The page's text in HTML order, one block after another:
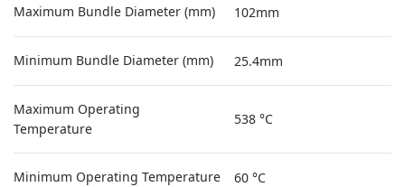
Maximum Bundle Diameter (mm) 102mm
Minimum Bundle Diameter (mm) 25.4mm
Maximum Operating
Temperature
538 °C
Minimum Operating Temperature 60 °C